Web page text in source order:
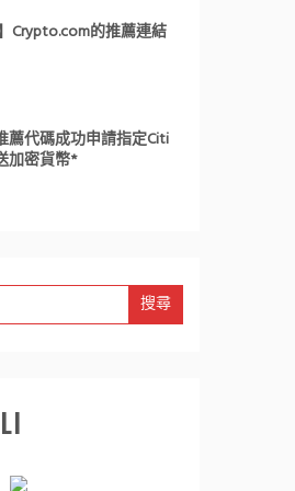
Crypto.com的推薦連結
薦代碼成功申請指定Citi
加密貨幣*